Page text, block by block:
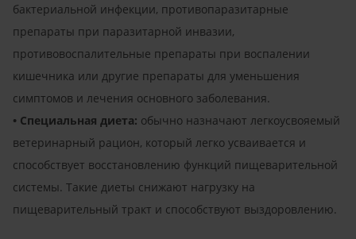
бактериальной инфекции, противопаразитарные
препараты при паразитарной инвазии,
противовоспалительные препараты при воспалении
кишечника или другие препараты для уменьшения
симптомов и лечения основного заболевания.
• Специальная диета: обычно назначают легкоусвояемый
ветеринарный рацион, который легко усваивается и
способствует восстановлению функций пищеварительной
системы. Такие диеты снижают нагрузку на
пищеварительный тракт и способствуют выздоровлению.